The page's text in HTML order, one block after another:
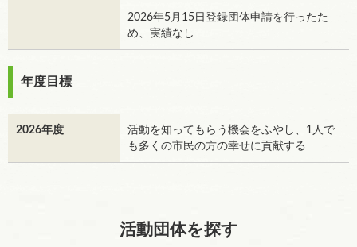
2026年5月15日登録団体申請を行ったた
め、実績なし
年度目標
2026年度
活動を知ってもらう機会をふやし、1人で
も多くの市民の方の幸せに貢献する
活動団体を探す